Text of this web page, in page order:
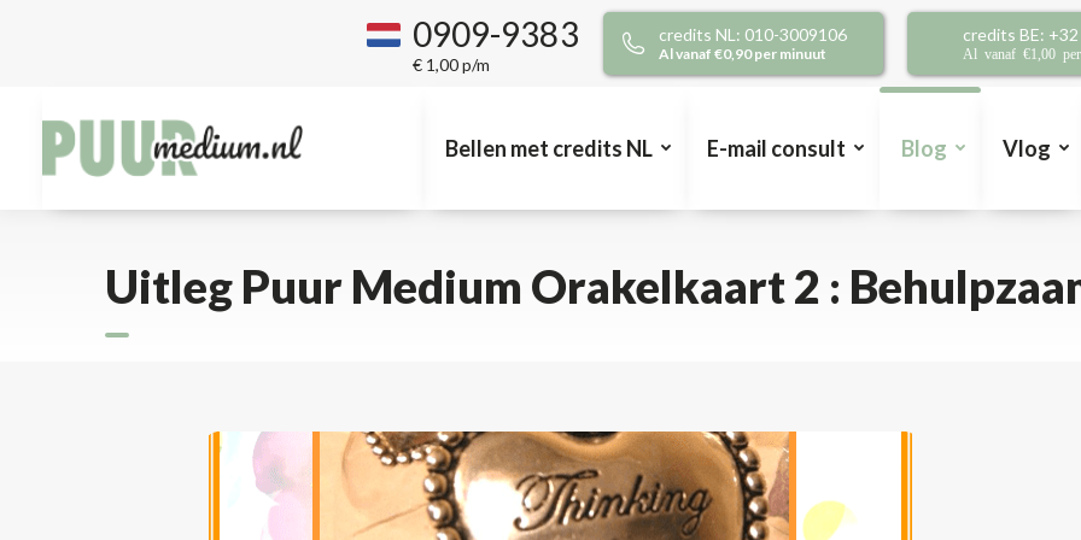
0909-9383
€ 1,00 p/m
credits NL: 010-3009106
Al vanaf €0,90 per minuut
credits BE:
Al vanaf €1,00
Bellen met credits NL E-mail consult Blog Vlog
Uitleg Puur Medium Orakelkaart 2 :